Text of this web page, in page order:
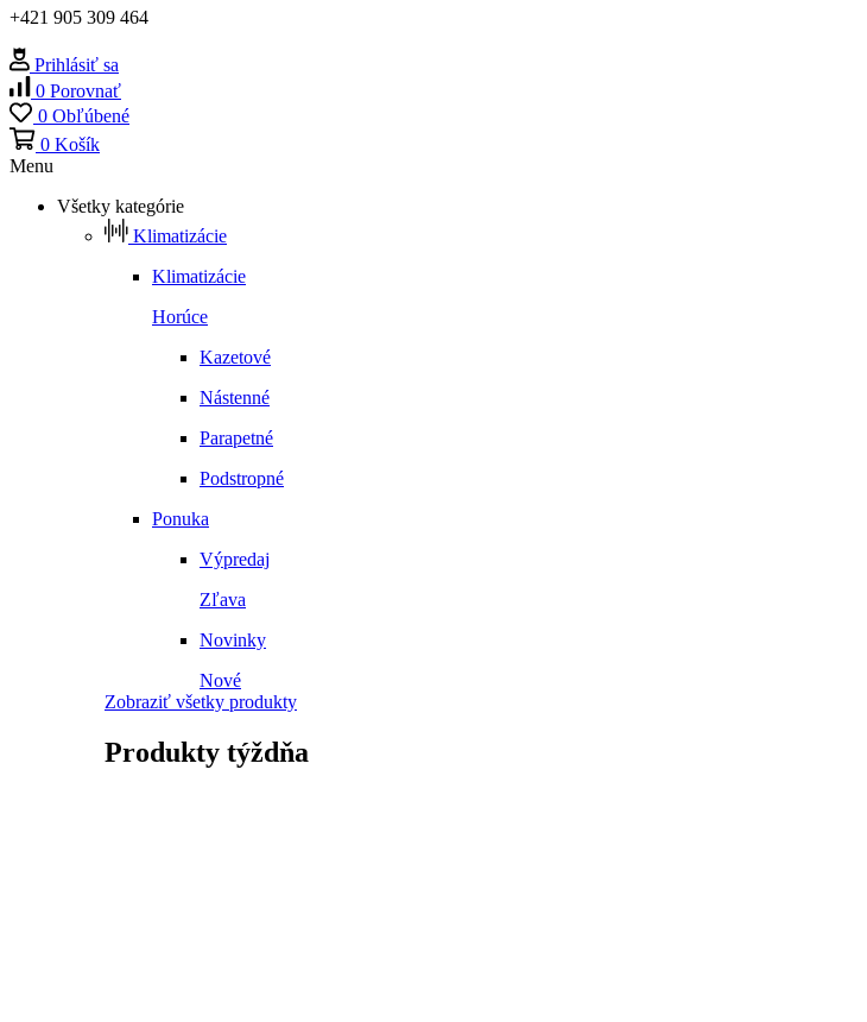
+421 905 309 464
Prihlásiť sa
0 Porovnať
0 Obľúbené
0 Košík
Menu
Všetky kategórie
Klimatizácie
Klimatizácie
Horúce
Kazetové
Nástenné
Parapetné
Podstropné
Ponuka
Výpredaj
Zľava
Novinky
Nové
Zobraziť všetky produkty
Produkty týždňa